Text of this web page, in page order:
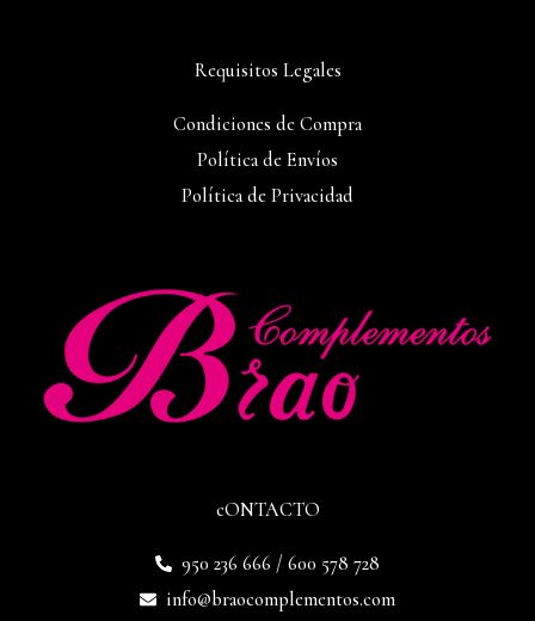
cONTACTO
950 236 666 / 600 578 728
info@braocomplementos.com
Requisitos Legales
Condiciones de Compra
Política de Envíos
Política de Privacidad